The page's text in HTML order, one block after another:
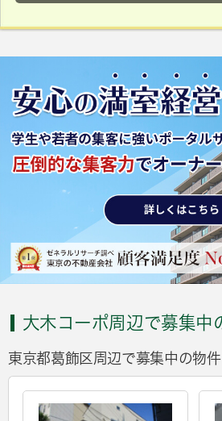
大木コーポ周辺で募集中
東京都葛飾区周辺で募集中の物件